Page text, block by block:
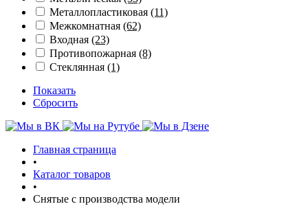
Металлопластиковая (11)
Межкомнатная (62)
Входная (23)
Противопожарная (8)
Стеклянная (1)
Показать
Сбросить
Главная страница
•
Каталог товаров
•
Снятые с производства модели